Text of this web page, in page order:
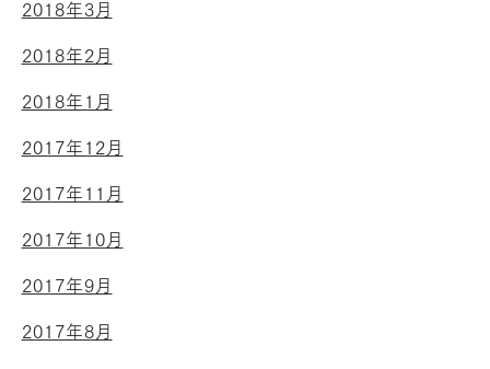
2018年3月
2018年2月
2018年1月
2017年12月
2017年11月
2017年10月
2017年9月
2017年8月